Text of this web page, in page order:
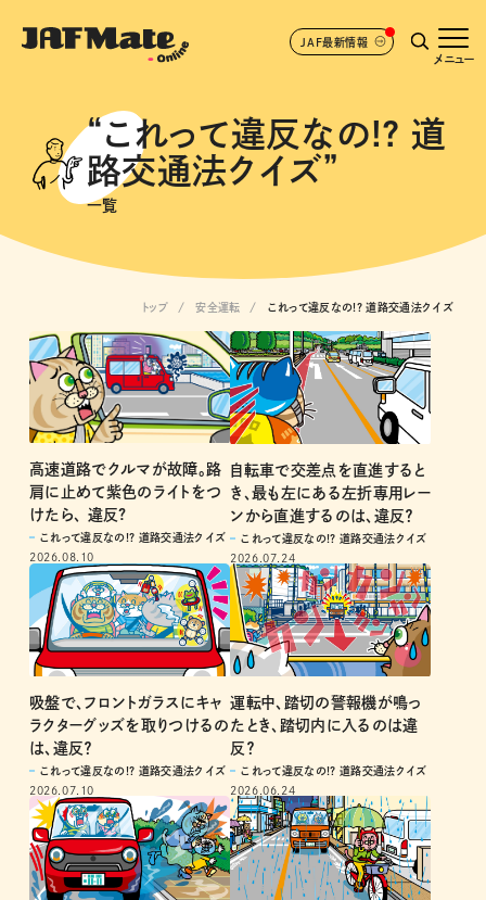
JAF最新情報
メニュー
“これって違反なの!? 道
路交通法クイズ”
一覧
トップ 安全運転 これって違反なの!? 道路交通法クイズ
高速道路でクルマが故障。路
肩に止めて紫色のライトをつ
けたら、 違反?
これって違反なの!? 道路交通法クイズ
2026.08.10
自転車で交差点を直進すると
き、最も左にある左折専用レー
ンから直進するのは、違反？
これって違反なの!? 道路交通法クイズ
2026.07.24
吸盤で、フロントガラスにキャ
ラクターグッズを取りつけるの
は、違反？
これって違反なの!? 道路交通法クイズ
2026.07.10
運転中、踏切の警報機が鳴っ
たとき、踏切内に入るのは違
反？
これって違反なの!? 道路交通法クイズ
2026.06.24